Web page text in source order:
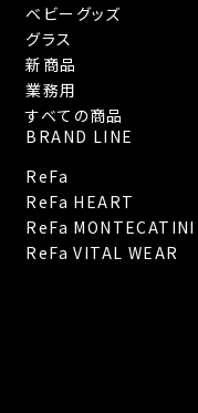
ベビーグッズ
グラス
新商品
業務用
すべての商品
BRAND LINE
ReFa
ReFa HEART
ReFa MONTECATINI
ReFa VITAL WEAR